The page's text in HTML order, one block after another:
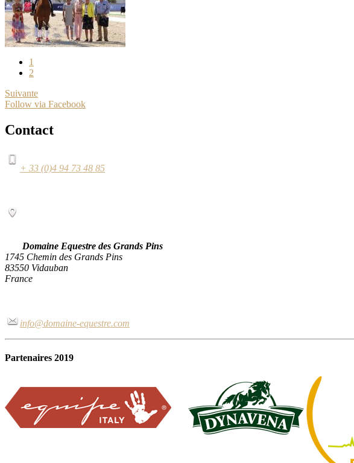
1
2
Suivante
Follow via Facebook
Contact
+ 33 (0)4 94 73 48 85
Domaine Equestre des Grands Pins
1745 Chemin des Grands Pins
83550 Vidauban
France
info@domaine-equestre.com
Partenaires 2019